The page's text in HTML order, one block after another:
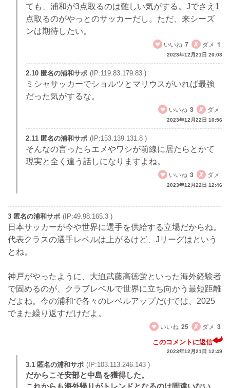
ても、浦和が3点取るのは難しい気がする。Jでさえ1
点取るのがやっとのサッカーだし。ただ、来シーズ
ンは期待したい。
いいね 7 ダメ 1
2023年12月21日 20:03
2.10 匿名の浦和サポ (IP:119.83.179.83 )
ミシャサッカーでショルツとマリウスがいれば最強
だった気がするな。
いいね 3 ダメ
2023年12月22日 10:56
2.11 匿名の浦和サポ (IP:153.139.131.8 )
そんなの言ったらエメやワシが前線に居たらとかて
現実と全く違う話しになりますよね。
いいね 3 ダメ
2023年12月22日 12:46
3 匿名の浦和サポ (IP:49.98.165.3 )
日本サッカーが今や世界に選手を供給する立場だからね。
代表クラスの選手レベルは上がるけど、Jリーグはという
とね。
神戸がやったように、大迫武藤高徳蛍といった海外経験者
で固めるのが、クラブレベルで世界に立ち向かう最短距離
だよね。今の浦和で各々のレベルアップだけでは、2025
でまた繰り返すだけだよ。
いいね 25 ダメ 3
このコメントに返信
2023年12月21日 12:49
3.1 匿名の浦和サポ (IP:103.113.246.143 )
だからこそ安部と中島を獲得した。
これからも海外帰りがトレンドとなるのは間違いない。